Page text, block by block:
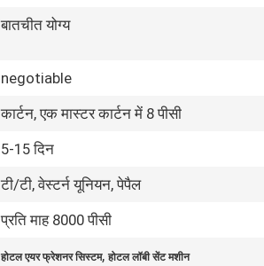
बातचीत योग्य
negotiable
कार्टन, एक मास्टर कार्टन में 8 पीसी
5-15 दिन
टी/टी, वेस्टर्न यूनियन, पेपैल
प्रति माह 8000 पीसी
होटल एयर फ्रेशनर सिस्टम,होटल लॉबी सेंट मशीन